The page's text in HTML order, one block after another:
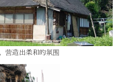
营造出柔和的氛围